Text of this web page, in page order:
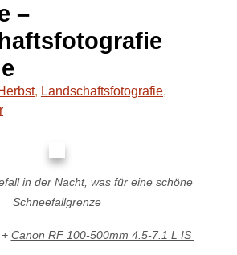
–
, Landschaftsfotografie,
in der Nacht, was für eine schöne
Schneefallgrenze
Canon RF 100-500mm 4.5-7.1 L IS